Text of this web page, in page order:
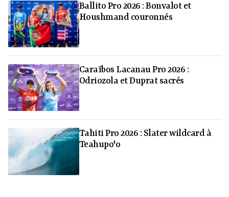
Ballito Pro 2026 : Bonvalot et
Houshmand couronnés
Caraïbos Lacanau Pro 2026 :
Odriozola et Duprat sacrés
Tahiti Pro 2026 : Slater wildcard à
Teahupo'o